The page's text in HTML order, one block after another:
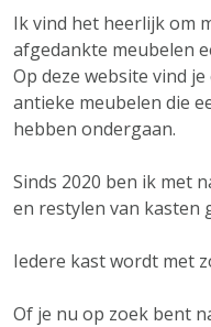
Ik vind het heerlijk om
afgedankte meubelen
Op deze website vind
antieke meubelen die
hebben ondergaan.
Sinds 2020 ben ik met
en restylen van kasten
Iedere kast wordt met
Of je nu op zoek bent